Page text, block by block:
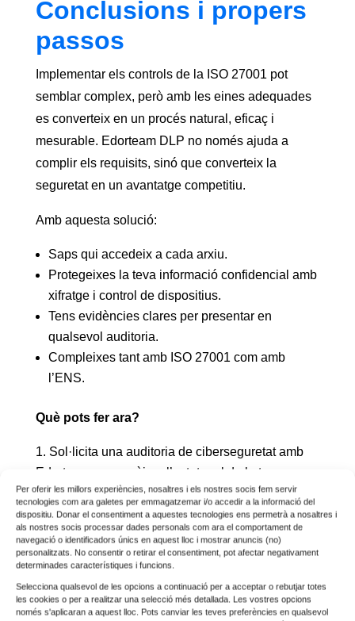
Per oferir les millors experiències, nosaltres i els nostres socis fem servir
tecnologies com ara galetes per emmagatzemar i/o accedir a la informació del
dispositiu. Donar el consentiment a aquestes tecnologies ens permetrà a nosaltres i
als nostres socis processar dades personals com ara el comportament de
navegació o identificadors únics en aquest lloc i mostrar anuncis (no)
personalitzats. No consentir o retirar el consentiment, pot afectar negativament
determinades característiques i funcions.
Selecciona qualsevol de les opcions a continuació per a acceptar o rebutjar totes
les cookies o per a realitzar una selecció més detallada. Les vostres opcions
només s'aplicaran a aquest lloc. Pots canviar les teves preferències en qualsevol
Conclusions i propers
passos
Implementar els controls de la ISO 27001 pot
semblar complex, però amb les eines adequades
es converteix en un procés natural, eficaç i
mesurable. Edorteam DLP no només ajuda a
complir els requisits, sinó que converteix la
seguretat en un avantatge competitiu.
Amb aquesta solució:
Saps qui accedeix a cada arxiu.
Protegeixes la teva informació confidencial amb
xifratge i control de dispositius.
Tens evidències clares per presentar en
qualsevol auditoria.
Compleixes tant amb ISO 27001 com amb
l’ENS.
Què pots fer ara?
Sol·licita una auditoria de ciberseguretat amb
Edorteam per conèixer l’estat real de la teva
infraestructura.
Implanta una eina de monitoratge com
Edorteam DLP que cobreixi els aspectes tècnics
exigits per la norma.
sòlids, protecció activa i control total sobre la
informació.